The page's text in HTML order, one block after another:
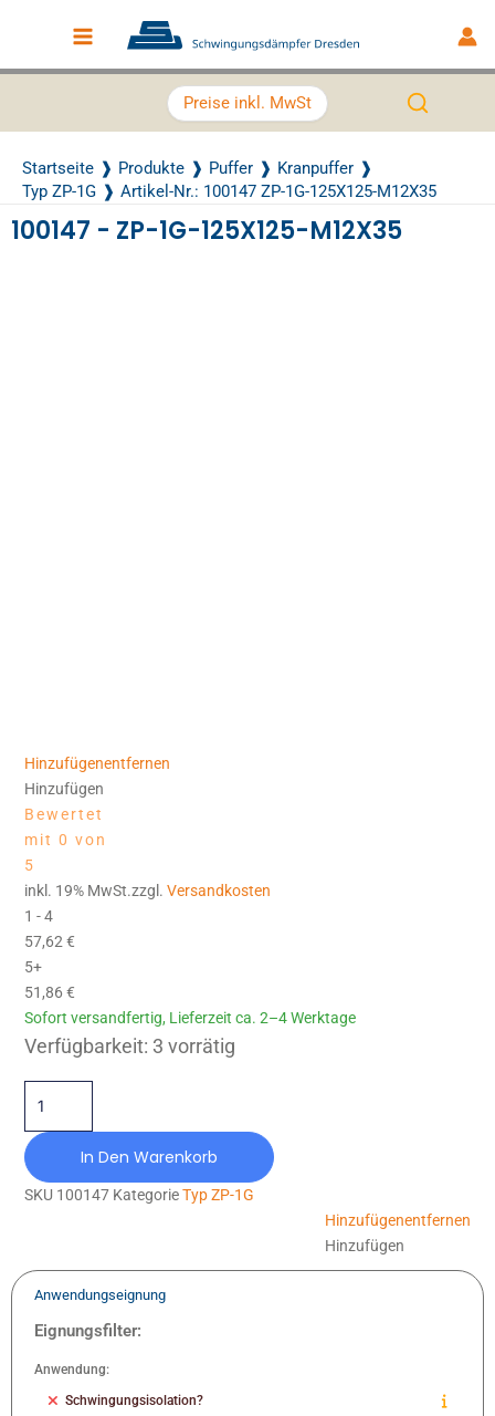
Main Menu
Preise inkl. MwSt
Startseite Produkte Puffer
Kranpuffer
Typ ZP-1G
Artikel-Nr.: 100147 ZP-1G-125X125-M12X35
100147 - ZP-1G-125X125-M12X35
Hinzufügenentfernen
Hinzufügen
Bewertet
mit 0 von
5
Hinzufügenentfernen
Hinzufügen
inkl. 19% MwSt.zzgl.Versandkosten
1 - 4
57,62€
5+
51,86€
Sofort versandfertig, Lieferzeit ca. 2–4 Werktage
Verfügbarkeit: 3 vorrätig
ZP-1G-125X125-M12X35 Menge
In Den Warenkorb
SKU 100147 Kategorie Typ ZP-1G
Anwendungseignung
Eignungsfilter:
Anwendung:
Schwingungsisolation?